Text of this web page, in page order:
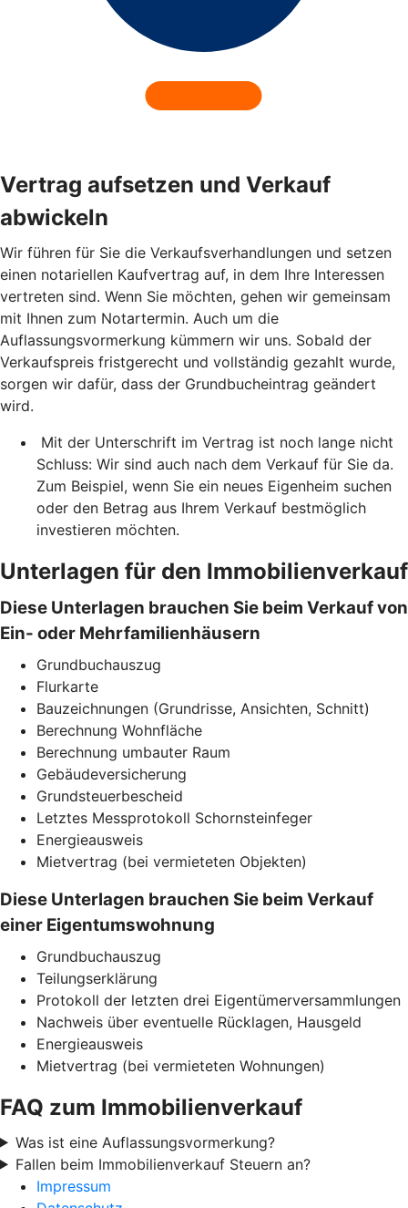
Vertrag aufsetzen und Verkauf
abwickeln
Wir führen für Sie die Verkaufsverhandlungen und setzen
einen notariellen Kaufvertrag auf, in dem Ihre Interessen
vertreten sind. Wenn Sie möchten, gehen wir gemeinsam
mit Ihnen zum Notartermin. Auch um die
Auflassungsvormerkung kümmern wir uns. Sobald der
Verkaufspreis fristgerecht und vollständig gezahlt wurde,
sorgen wir dafür, dass der Grundbucheintrag geändert
wird.
Mit der Unterschrift im Vertrag ist noch lange nicht
Schluss: Wir sind auch nach dem Verkauf für Sie da.
Zum Beispiel, wenn Sie ein neues Eigenheim suchen
oder den Betrag aus Ihrem Verkauf bestmöglich
investieren möchten.
Unterlagen für den Immobilienverkauf
Diese Unterlagen brauchen Sie beim Verkauf von
Ein- oder Mehrfamilienhäusern
Grundbuchauszug
Flurkarte
Bauzeichnungen (Grundrisse, Ansichten, Schnitt)
Berechnung Wohnfläche
Berechnung umbauter Raum
Gebäudeversicherung
Grundsteuerbescheid
Letztes Messprotokoll Schornsteinfeger
Energieausweis
Mietvertrag (bei vermieteten Objekten)
Diese Unterlagen brauchen Sie beim Verkauf
einer Eigentumswohnung
Grundbuchauszug
Teilungserklärung
Protokoll der letzten drei Eigentümerversammlungen
Nachweis über eventuelle Rücklagen, Hausgeld
Energieausweis
Mietvertrag (bei vermieteten Wohnungen)
FAQ zum Immobilienverkauf
Was ist eine Auflassungsvormerkung?
Fallen beim Immobilienverkauf Steuern an?
Impressum